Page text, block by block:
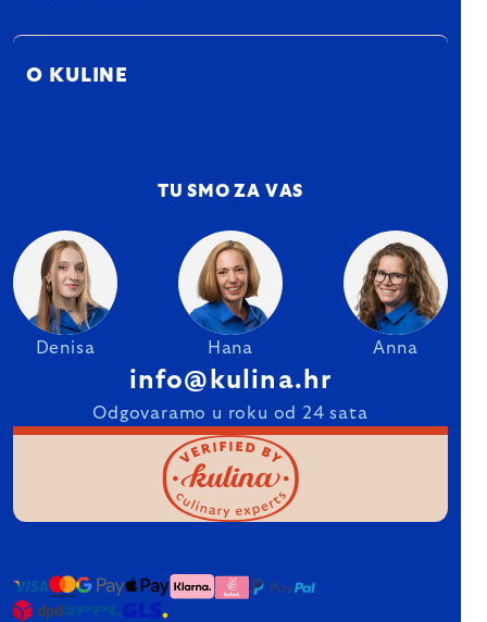
O KULINE
TU SMO ZA VAS
Denisa Hana Anna
info@kulina.hr
Odgovaramo u roku od 24 sata